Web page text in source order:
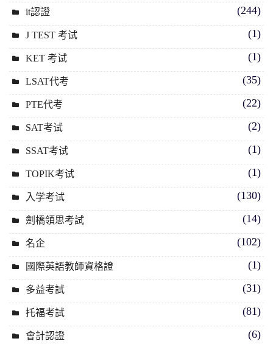
it認證 (244)
J TEST 考试 (1)
KET 考试 (1)
LSAT代考 (35)
PTE代考 (22)
SAT考试 (2)
SSAT考试 (1)
TOPIK考试 (1)
入学考试 (130)
劍橋領思考試 (14)
名企 (102)
國際英語教師資格證 (1)
多益考試 (31)
托福考試 (81)
會計認證 (6)